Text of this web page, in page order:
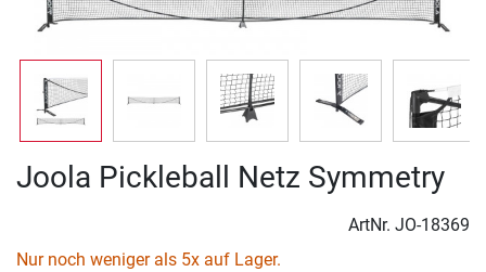
Joola Pickleball Netz Symmetry
ArtNr. JO-18369
Nur noch weniger als 5x auf Lager.